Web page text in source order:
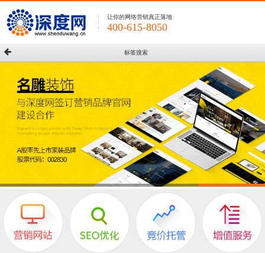
让你的网络营销真正落地
400-615-8050
标签搜索